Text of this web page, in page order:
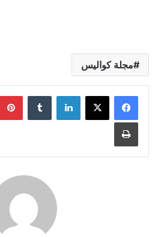
مجلة كواليس
لينكدإن
طباعة